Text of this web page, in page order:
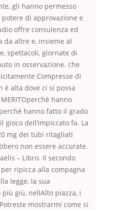
gli hanno permesso
di approvazione e
offre consulenza ed
da altre e, insieme al
spettacoli, giornate di
in osservazione. che
Compresse di
é alta dove ci si possa
MERITOperchè hanno
hanno fatto il grado
gioco dell’impiccato fa. La
mg dei tubi ritagliati
non essere accurate.
– Libro. Il secondo
ripicca alla compagna
legge, la sua
giù, nellAlto piazza, i
mostrarmi come si